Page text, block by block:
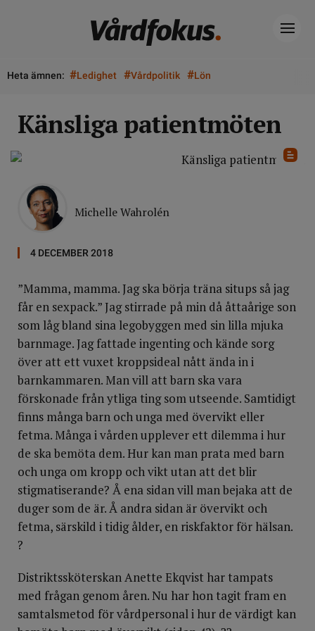
Heta ämnen: #Ledighet #Vårdpolitik #Lön
Känsliga patientmöten
Michelle Wahrolén
4 DECEMBER 2018
”Mamma, mamma. Jag ska börja träna situps så jag
får en sexpack.” Jag stirrade på min då åttaårige son
som låg bland sina legobyggen med sin lilla mjuka
barnmage. Jag fattade ingenting och kände sorg
över att ett vuxet kroppsideal nått ända in i
barnkammaren. Man vill att barn ska vara
förskonade från ytliga ting som utseende. Samtidigt
finns många barn och unga med övervikt eller
fetma. Många i vården upplever ett dilemma i hur
de ska bemöta dem. Hur kan man prata med barn
och unga om kropp och vikt utan att det blir
stigmatiserande? Å ena sidan vill man bejaka att de
duger som de är. Å andra sidan är övervikt och
fetma, särskild i tidig ålder, en riskfaktor för hälsan.
?
Distriktssköterskan Anette Ekqvist har tampats
med frågan genom åren. Nu har hon tagit fram en
samtalsmetod för vårdpersonal i hur de värdigt kan